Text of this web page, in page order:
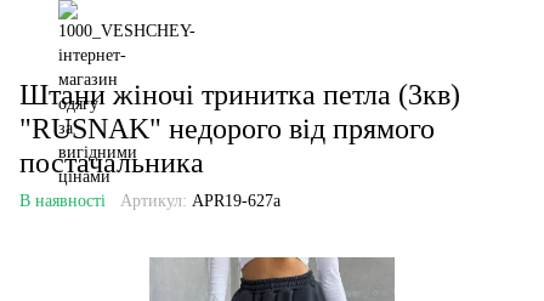
Штани жіночі тринитка петла (3кв)
"RUSNAK" недорого від прямого
постачальника
В наявності Артикул: APR19-627a